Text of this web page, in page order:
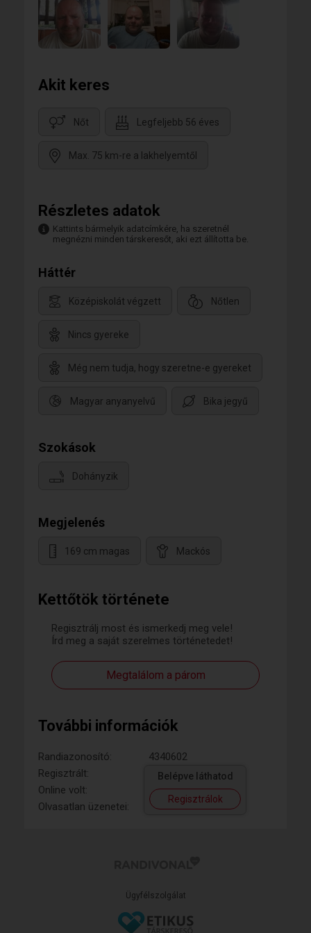
Kettőtök története
Regisztrálj most és ismerkedj meg vele!
Írd meg a saját szerelmes történetedet!
Megtalálom a párom
További információk
Randiazonosító:
4340602
Regisztrált:
Online volt:
Olvasatlan üzenetei:
Belépve láthatod
Regisztrálok
Akit keres
Nőt Legfeljebb 56 éves
Max. 75 km-re a lakhelyemtől
Részletes adatok
Kattints bármelyik adatcímkére, ha szeretnél
megnézni minden társkeresőt, aki ezt állította be.
Háttér
Középiskolát végzett Nőtlen
Nincs gyereke
Még nem tudja, hogy szeretne-e gyereket
Magyar anyanyelvű Bika jegyű
Szokások
Dohányzik
Megjelenés
169 cm magas Mackós
Ügyfélszolgálat